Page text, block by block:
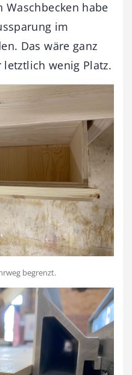
habe
im
Das wäre ganz
wenig Platz.
begrenzt.